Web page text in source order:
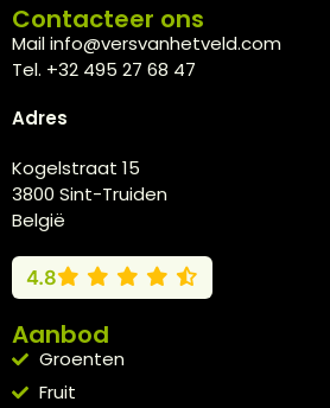
Contacteer ons
Mail info@versvanhetveld.com
Tel. +32 495 27 68 47
Adres
Kogelstraat 15
3800 Sint-Truiden
België
4.8
Aanbod
Groenten
Fruit